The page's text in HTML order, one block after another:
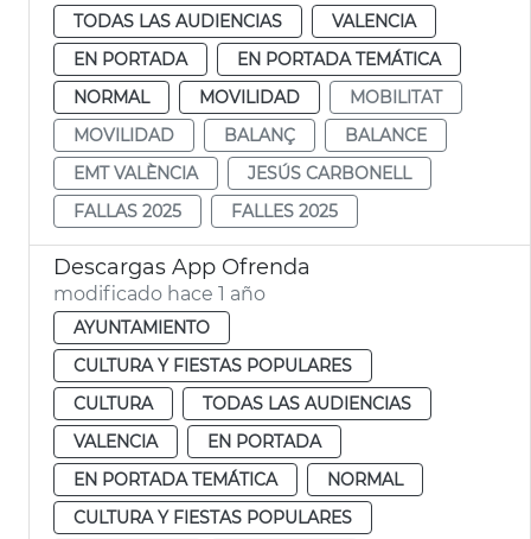
TODAS LAS AUDIENCIAS
VALENCIA
EN PORTADA
EN PORTADA TEMÁTICA
NORMAL
MOVILIDAD
MOBILITAT
MOVILIDAD
BALANÇ
BALANCE
EMT VALÈNCIA
JESÚS CARBONELL
FALLAS 2025
FALLES 2025
Descargas App Ofrenda
modificado hace 1 año
AYUNTAMIENTO
CULTURA Y FIESTAS POPULARES
CULTURA
TODAS LAS AUDIENCIAS
VALENCIA
EN PORTADA
EN PORTADA TEMÁTICA
NORMAL
CULTURA Y FIESTAS POPULARES